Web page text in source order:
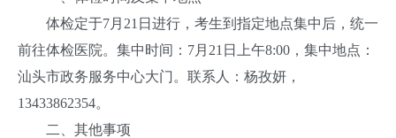
体检定于7月21日进行，考生到指定地点集中后，统一
前往体检医院。集中时间：7月21日上午8:00，集中地点：
汕头市政务服务中心大门。联系人：杨孜妍，
13433862354。
二、其他事项